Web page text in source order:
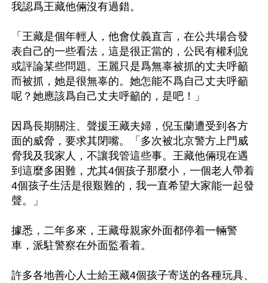
我認爲王藏他倆沒有過錯。
「王藏是個年輕人，他會仗義直言，在公共場合發
表自己的一些看法，這是很正當的，公民有權利說
或評論某些問題。王麗只是爲無辜被抓的丈夫呼籲
而被抓，她是很無辜的。她怎能不爲自己丈夫呼籲
呢？她應該爲自己丈夫呼籲的，是吧！」
因爲長期關注、聲援王藏夫婦，倪玉蘭遭受到各方
面的威脅，要求其閉嘴。「多次被北京警方上門威
脅我及我家人，不讓我管這些事。王藏他倆現在遇
到這麼多困難，尤其4個孩子那麼小，一個老人帶着
4個孩子生活是很艱難的，我一直希望大家能一起發
聲。」
據悉，二年多來，王藏母親家外面都停着一輛警
車，派駐警察在外面監看着。
許多各地善心人士給王藏4個孩子寄送的各種玩具、